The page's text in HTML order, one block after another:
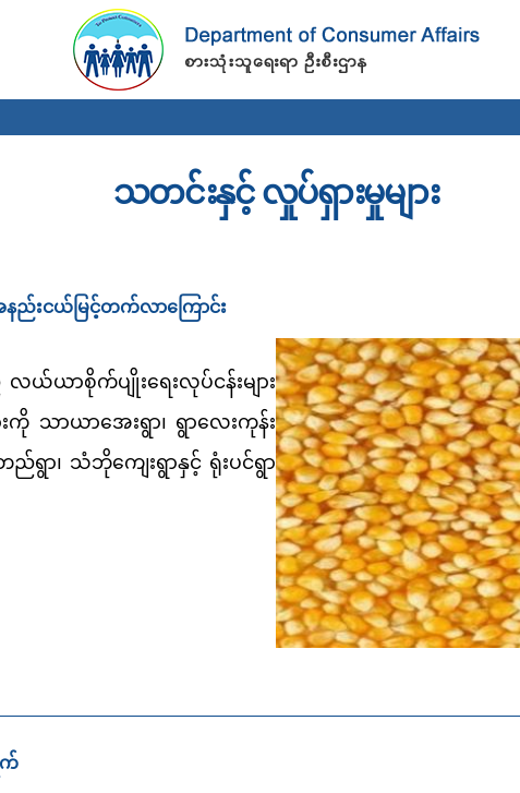
main
content
သတင်းနှင့် လှုပ်ရှားမှုများ
းငယ်မြင့်တက်လာကြောင်း
ယ်ယာစိုက်ပျိုးရေးလုပ်ငန်းများ
ကို သာယာအေးရွာ၊ ရွာလေးကုန်း
တည်ရွာ၊ သံဘိုကျေးရွာနှင့် ရုံးပင်ရွာ
ရွက်